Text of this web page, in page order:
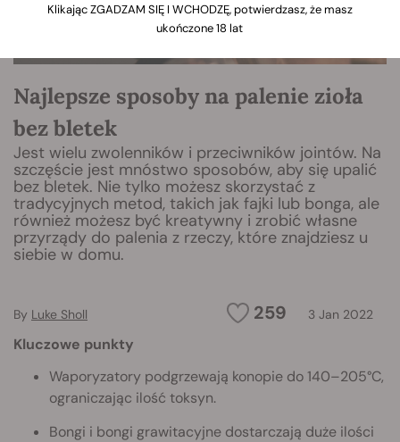
Najlepsze sposoby na palenie zioła
bez bletek
Jest wielu zwolenników i przeciwników jointów. Na
szczęście jest mnóstwo sposobów, aby się upalić
bez bletek. Nie tylko możesz skorzystać z
tradycyjnych metod, takich jak fajki lub bonga, ale
również możesz być kreatywny i zrobić własne
przyrządy do palenia z rzeczy, które znajdziesz u
siebie w domu.
259 3 Jan 2022
By Luke Sholl
Kluczowe punkty
Waporyzatory podgrzewają konopie do 140–205°C,
ograniczając ilość toksyn.
Bongi i bongi grawitacyjne dostarczają duże ilości
Klikając ZGADZAM SIĘ I WCHODZĘ, potwierdzasz, że masz
ukończone 18 lat